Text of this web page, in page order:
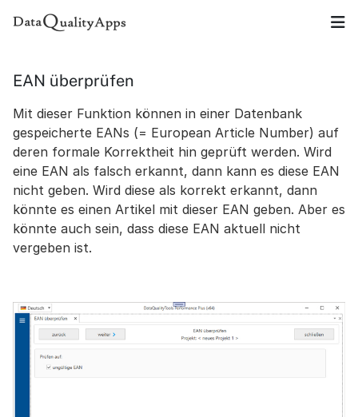
EAN überprüfen
Mit dieser Funktion können in einer Datenbank
gespeicherte EANs (= European Article Number) auf
deren formale Korrektheit hin geprüft werden. Wird
eine EAN als falsch erkannt, dann kann es diese EAN
nicht geben. Wird diese als korrekt erkannt, dann
könnte es einen Artikel mit dieser EAN geben. Aber es
könnte auch sein, dass diese EAN aktuell nicht
vergeben ist.